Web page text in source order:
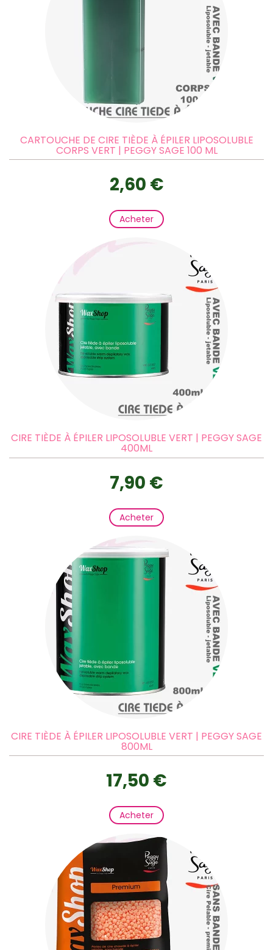
CARTOUCHE DE CIRE TIÈDE À ÉPILER LIPOSOLUBLE
CORPS VERT | PEGGY SAGE 100 ML
2,60 €
Acheter
CIRE TIÈDE À ÉPILER LIPOSOLUBLE VERT | PEGGY SAGE
400ML
7,90 €
Acheter
CIRE TIÈDE À ÉPILER LIPOSOLUBLE VERT | PEGGY SAGE
800ML
17,50 €
Acheter